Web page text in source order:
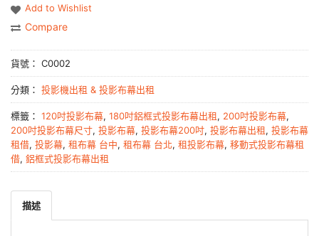
Add to Wishlist
Compare
貨號： C0002
分類： 投影機出租 & 投影布幕出租
標籤： 120吋投影布幕, 180吋鋁框式投影布幕出租, 200吋投影布幕,
200吋投影布幕尺寸, 投影布幕, 投影布幕200吋, 投影布幕出租, 投影布幕
租借, 投影幕, 租布幕 台中, 租布幕 台北, 租投影布幕, 移動式投影布幕租
借, 鋁框式投影布幕出租
描述